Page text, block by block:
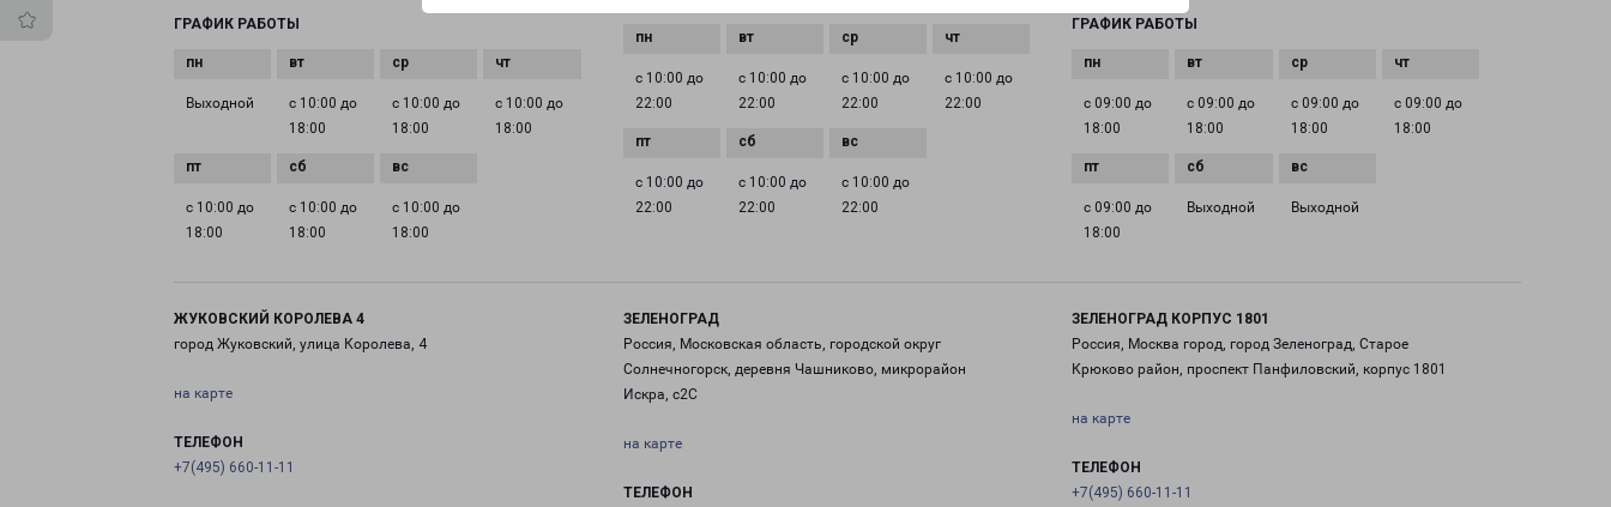
ГРАФИК РАБОТЫ
Выходной
с 10:00 до
18:00
с 10:00 до
18:00
с 10:00 до
18:00
с 10:00 до
18:00
с 10:00 до
18:00
с 10:00 до
18:00
с 10:00 до
22:00
с 10:00 до
22:00
с 10:00 до
22:00
с 10:00 до
22:00
с 10:00 до
22:00
с 10:00 до
22:00
с 10:00 до
22:00
ГРАФИК РАБОТЫ
с 09:00 до
18:00
с 09:00 до
18:00
с 09:00 до
18:00
с 09:00 до
18:00
с 09:00 до
18:00
Выходной Выходной
ЖУКОВСКИЙ КОРОЛЕВА 4
город Жуковский, улица Королева, 4
на карте
ТЕЛЕФОН
+7(495) 660-11-11
ЗЕЛЕНОГРАД
Россия, Московская область, городской округ
Солнечногорск, деревня Чашниково, микрорайон
Искра, с2С
на карте
ТЕЛЕФОН
ЗЕЛЕНОГРАД КОРПУС 1801
Россия, Москва город, город Зеленоград, Старое
Крюково район, проспект Панфиловский, корпус 1801
на карте
ТЕЛЕФОН
+7(495) 660-11-11